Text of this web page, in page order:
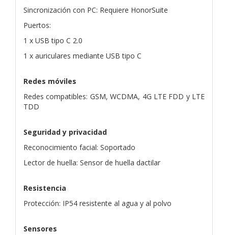
Sincronización con PC: Requiere HonorSuite
Puertos:
1 x USB tipo C 2.0
1 x auriculares mediante USB tipo C
Redes móviles
Redes compatibles: GSM, WCDMA, 4G LTE FDD y LTE
TDD
Seguridad y privacidad
Reconocimiento facial: Soportado
Lector de huella: Sensor de huella dactilar
Resistencia
Protección: IP54 resistente al agua y al polvo
Sensores